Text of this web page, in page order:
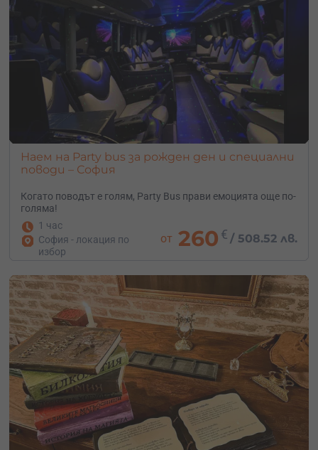
Наем на Party bus за рожден ден и специални
поводи – София
Когато поводът е голям, Party Bus прави емоцията още по-
голяма!
1 час
София - локация по
избор
от 260 € /508.52 лв.